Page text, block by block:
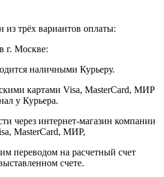
трёх вариантов оплаты:
г. Москве:
наличными Курьеру.
картами Visa, MasterСard, МИР
у Курьера.
через интернет-магазин компании
MasterСard, МИР,
переводом на расчетный счет
счете.